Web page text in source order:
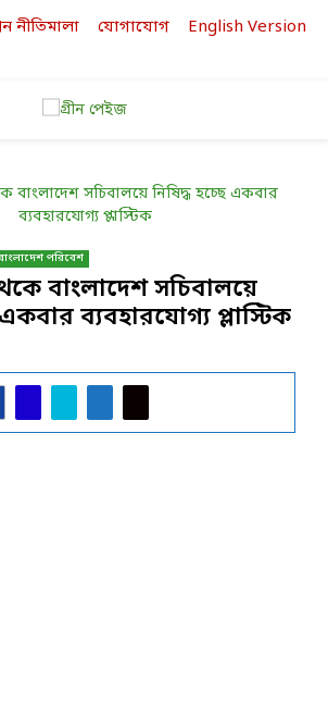
নীতিমালা যোগাযোগ English Version
পরিবেশ
বাংলাদেশ সচিবালয়ে
একবার ব্যবহারযোগ্য প্লাস্টিক